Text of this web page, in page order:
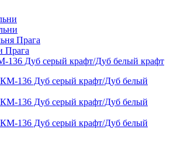
Прага
Прага
136 Дуб серый крафт/Дуб белый крафт